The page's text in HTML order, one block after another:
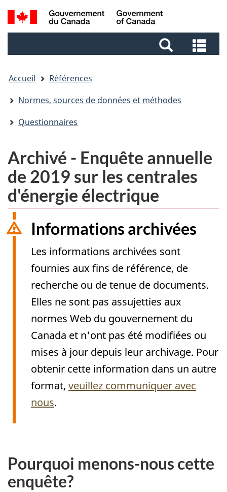
Aller
au
Aller
au
Passer
à
Recherche
et
et
Accueil
Références
Normes, sources de données et méthodes
Questionnaires
Archivé - Enquête annuelle
de 2019 sur les centrales
d'énergie électrique
Informations archivées
Les informations archivées sont
fournies aux fins de référence, de
recherche ou de tenue de documents.
Elles ne sont pas assujetties aux
normes Web du gouvernement du
Canada et n'ont pas été modifiées ou
mises à jour depuis leur archivage. Pour
obtenir cette information dans un autre
format, veuillez communiquer avec
nous.
Content
Pourquoi menons-nous cette
enquête?